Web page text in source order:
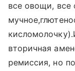
все овощи, все
вторичная
ремиссия, но